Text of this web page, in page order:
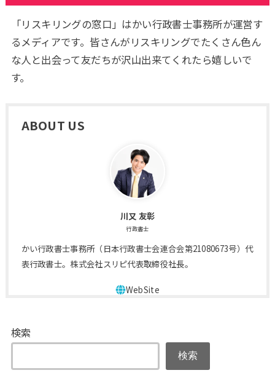
「リスキリングの窓口」はかい行政書士事務所が運営す
るメディアです。皆さんがリスキリングでたくさん色ん
な人と出会って友だちが沢山出来てくれたら嬉しいで
す。
ABOUT US
川又 友彰
行政書士
かい行政書士事務所（日本行政書士会連合会第21080673号）代
表行政書士。株式会社スリピ代表取締役社長。
検索
検索